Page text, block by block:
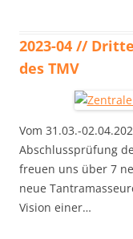
2023-04 //
des TMV
Vom 31.03.-
Abschlussprüfung
freuen uns über 7
neue
Vision einer…